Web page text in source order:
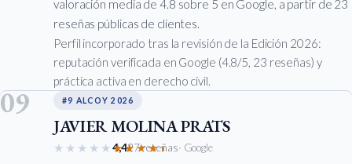
valoración media de 4.8 sobre 5 en Google, a partir de 23
reseñas públicas de clientes.
Perfil incorporado tras la revisión de la Edición 2026:
reputación verificada en Google (4.8/5, 23 reseñas) y
práctica activa en derecho civil.
09 #9 ALCOY 2026
JAVIER MOLINA PRATS
★★★★★★★★★★
4,427 reseñas· Google